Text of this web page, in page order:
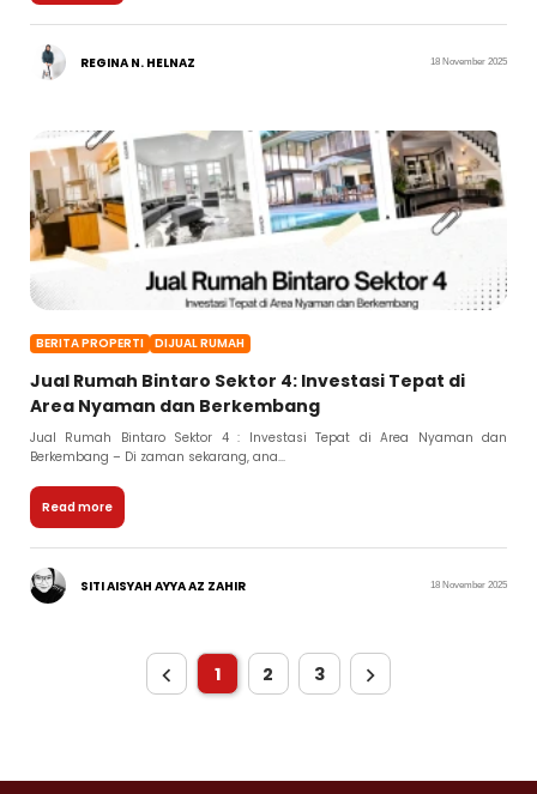
REGINA N. HELNAZ 18 November 2025
BERITA PROPERTI DIJUAL RUMAH
Jual Rumah Bintaro Sektor 4: Investasi Tepat di
Area Nyaman dan Berkembang
Jual Rumah Bintaro Sektor 4 : Investasi Tepat di Area Nyaman dan
Berkembang – Di zaman sekarang, ana...
Read more
SITI AISYAH AYYA AZ ZAHIR 18 November 2025
1 2 3